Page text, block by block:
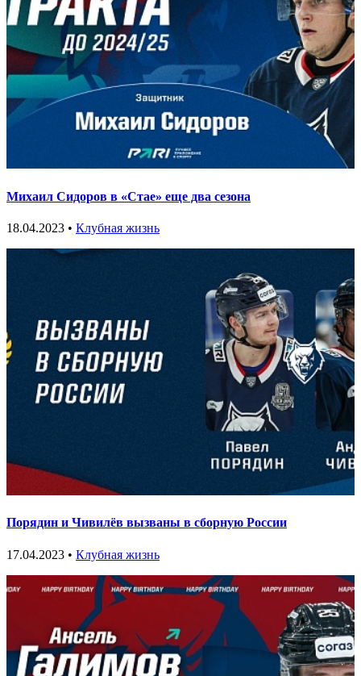
Михаил Сидоров в «Стае» еще два сезона
18.04.2023 • Клубная жизнь
Порядин и Чивилёв вызваны в сборную России
17.04.2023 • Клубная жизнь